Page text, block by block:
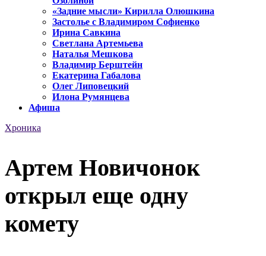
«Задние мысли» Кирилла Олюшкина
Застолье с Владимиром Софиенко
Ирина Савкина
Светлана Артемьева
Наталья Мешкова
Владимир Берштейн
Екатерина Габалова
Олег Липовецкий
Илона Румянцева
Афиша
Хроника
Артем Новичонок
открыл еще одну
комету